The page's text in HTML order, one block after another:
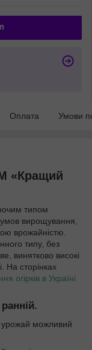
Оплата Умови
«Кращий
типом
умов вирощування,
врожайністю.
типу, без
винятково високі
На сторінках
огірків в Україні
урожай можливий